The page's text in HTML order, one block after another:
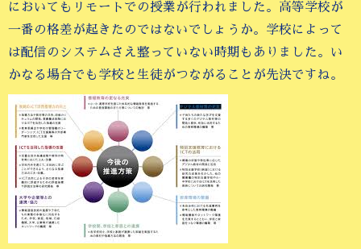
においてもリモートでの授業が行われました。高等学校が
一番の格差が起きたのではないでしょうか。学校によって
は配信のシステムさえ整っていない時期もありました。い
かなる場合でも学校と生徒がつながることが先決ですね。